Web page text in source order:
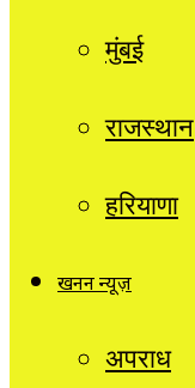
मुंबई
राजस्थान
हरियाणा
खनन न्यूज़
अपराध